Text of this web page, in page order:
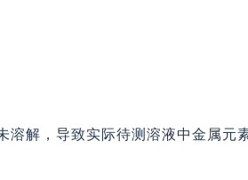
溶解，导致实际待测溶液中金属元